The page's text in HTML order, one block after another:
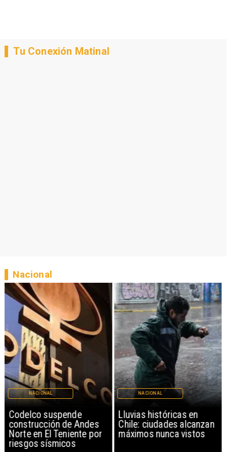
Tu Conexión Matinal
Codelco suspende
construcción de Andes
Norte en El Teniente por
riesgos sísmicos
NACIONAL
Lluvias históricas en
Chile: ciudades alcanzan
máximos nunca vistos
NACIONAL
Nacional